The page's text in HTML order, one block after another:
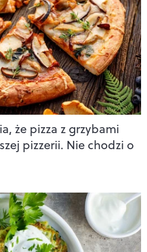
że pizza z grzybami
pizzerii. Nie chodzi o